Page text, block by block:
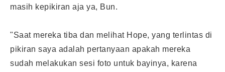
masih kepikiran aja ya, Bun.
"Saat mereka tiba dan melihat Hope, yang terlintas di
pikiran saya adalah pertanyaan apakah mereka
sudah melakukan sesi foto untuk bayinya, karena